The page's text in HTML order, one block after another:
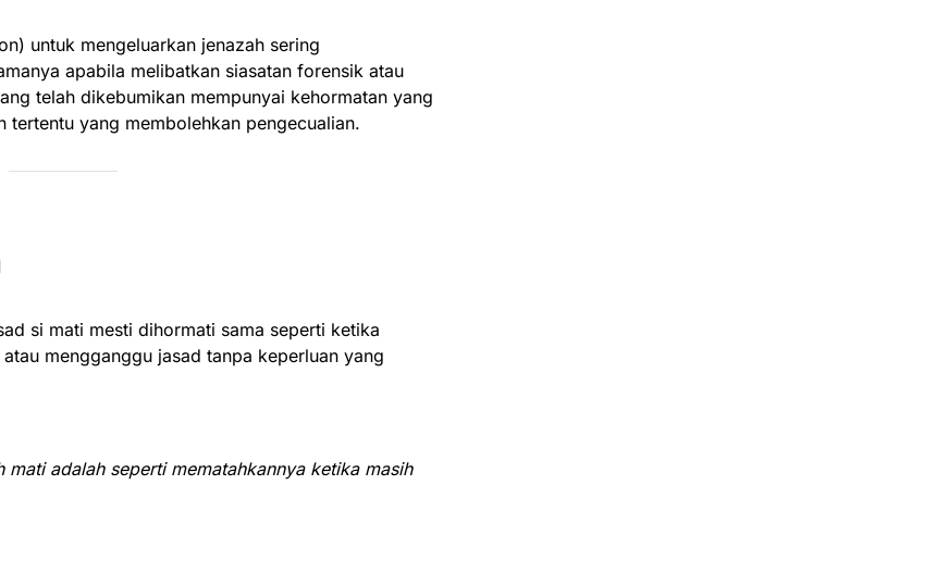
untuk mengeluarkan jenazah sering
apabila melibatkan siasatan forensik atau
telah dikebumikan mempunyai kehormatan yang
yang membolehkan pengecualian.
si mati mesti dihormati sama seperti ketika
mengganggu jasad tanpa keperluan yang
mati adalah seperti mematahkannya ketika masih